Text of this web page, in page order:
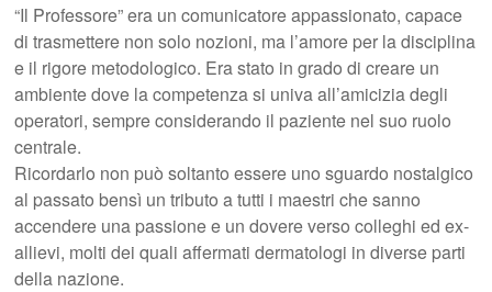
“Il Professore” era un comunicatore appassionato, capace
di trasmettere non solo nozioni, ma l’amore per la disciplina
e il rigore metodologico. Era stato in grado di creare un
ambiente dove la competenza si univa all’amicizia degli
operatori, sempre considerando il paziente nel suo ruolo
centrale.
Ricordarlo non può soltanto essere uno sguardo nostalgico
al passato bensì un tributo a tutti i maestri che sanno
accendere una passione e un dovere verso colleghi ed ex-
allievi, molti dei quali affermati dermatologi in diverse parti
della nazione.